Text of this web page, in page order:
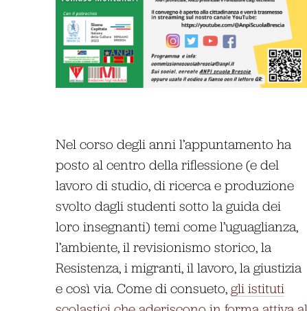
Nel corso degli anni l’appuntamento ha
posto al centro della riflessione (e del
lavoro di studio, di ricerca e produzione
svolto dagli studenti sotto la guida dei
loro insegnanti) temi come l’uguaglianza,
l’ambiente, il revisionismo storico, la
Resistenza, i migranti, il lavoro, la giustizia
e così via. Come di consueto, gli istituti